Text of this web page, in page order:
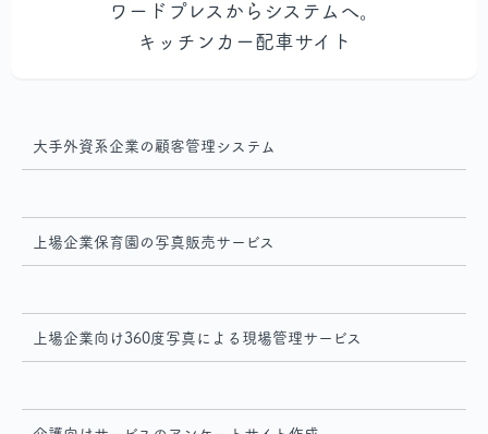
ワードプレスからシステムへ。
キッチンカー配車サイト
大手外資系企業の顧客管理システム
上場企業保育園の写真販売サービス
上場企業向け360度写真による現場管理サービス